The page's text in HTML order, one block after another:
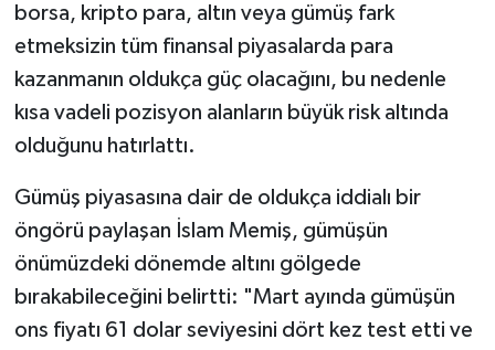
borsa, kripto para, altın veya gümüş fark
etmeksizin tüm finansal piyasalarda para
kazanmanın oldukça güç olacağını, bu nedenle
kısa vadeli pozisyon alanların büyük risk altında
olduğunu hatırlattı.
Gümüş piyasasına dair de oldukça iddialı bir
öngörü paylaşan İslam Memiş, gümüşün
önümüzdeki dönemde altını gölgede
bırakabileceğini belirtti: "Mart ayında gümüşün
ons fiyatı 61 dolar seviyesini dört kez test etti ve